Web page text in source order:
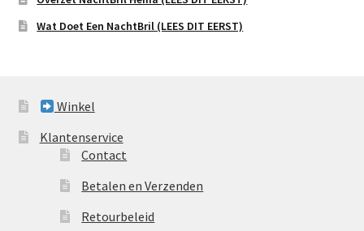
Wat Doet Een NachtBril (LEES DIT EERST)
Winkel
Klantenservice
Contact
Betalen en Verzenden
Retourbeleid